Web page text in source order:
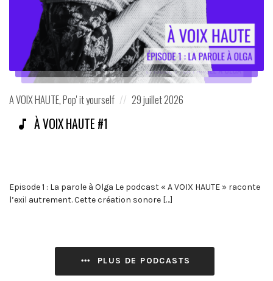
Posted
A VOIX HAUTE,Pop' it yourself
Posted
29 juillet 2026
À VOIX HAUTE #1
Episode 1 : La parole à Olga Le podcast « A VOIX HAUTE » raconte
l’exil autrement. Cette création sonore […]
PLUS DE PODCASTS